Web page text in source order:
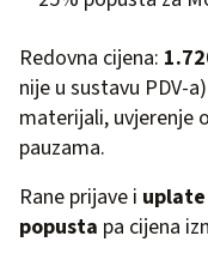
Redovna cijena:
nije u sustavu PDV-
materijali, uvjerenje
pauzama.
Rane prijave i
popusta pa cijena